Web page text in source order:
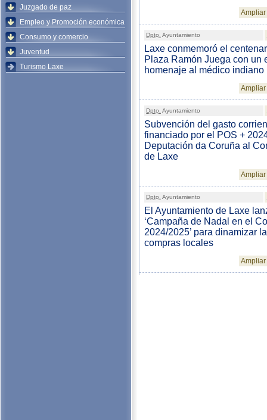
Juzgado de paz
Empleo y Promoción económica
Consumo y comercio
Juventud
Turismo Laxe
Dpto. Ayuntamiento
Laxe conmemoró el
Plaza Ramón Juega con un
homenaje al médico indiano
Dpto. Ayuntamiento
Subvención del gasto
financiado por el POS +
Deputación da Coruña al
de Laxe
Dpto. Ayuntamiento
El Ayuntamiento de Laxe
‘Campaña de Nadal en el
2024/2025’ para dinamizar
compras locales